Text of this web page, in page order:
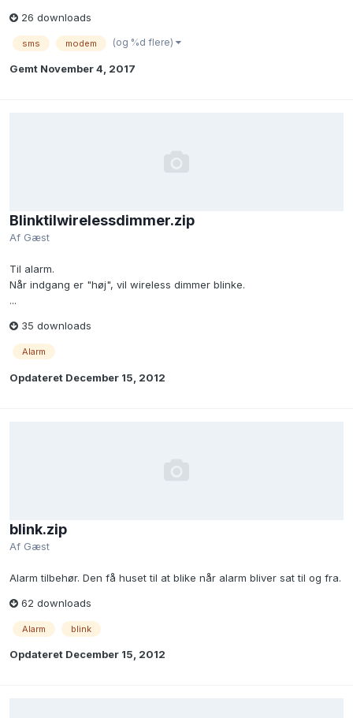
26 downloads
sms modem (og %d flere)
Gemt November 4, 2017
Blinktilwirelessdimmer.zip
Af Gæst
Til alarm.
Når indgang er "høj", vil wireless dimmer blinke.
...
35 downloads
Alarm
Opdateret December 15, 2012
blink.zip
Af Gæst
Alarm tilbehør. Den få huset til at blike når alarm bliver sat til og fra.
62 downloads
Alarm blink
Opdateret December 15, 2012